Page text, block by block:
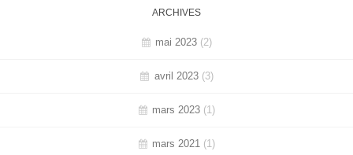
ARCHIVES
mai 2023 (2)
avril 2023(3)
mars 2023 (1)
mars 2021 (1)